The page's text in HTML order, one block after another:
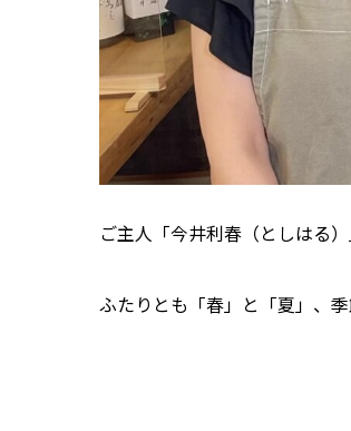
ご主人「今井利春（としはる
ふたりとも「春」と「夏」、